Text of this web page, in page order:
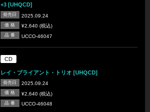
+3 [UHQCD]
発売日 2025.09.24
価 格 ¥2,640 (税込)
品 番 UCCO-46047
CD
レイ・ブライアント・トリオ [UHQCD]
発売日 2025.09.24
価 格 ¥2,640 (税込)
品 番 UCCO-46048